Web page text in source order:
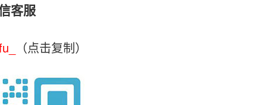
客服
（点击复制）